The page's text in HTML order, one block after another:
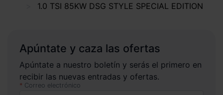
1.0 TSI 85KW DSG STYLE SPECIAL EDITION
Apúntate y caza las ofertas
Apúntate a nuestro boletín y serás el primero en
recibir las nuevas entradas y ofertas.
Correo electrónico